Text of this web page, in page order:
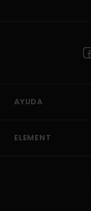
AYUDA
ELEMENT